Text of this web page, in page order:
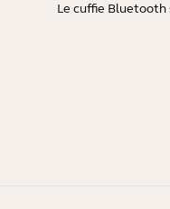
Le cuffie Bluetooth